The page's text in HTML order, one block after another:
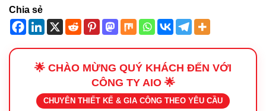
Chia sẻ
🌟 CHÀO MỪNG QUÝ KHÁCH ĐẾN VỚI
CÔNG TY AIO 🌟
CHUYÊN THIẾT KẾ & GIA CÔNG THEO YÊU CẦU